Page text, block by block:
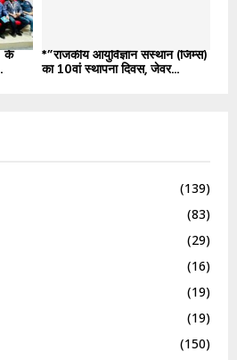
के
*”राजकीय आयुर्विज्ञान संस्थान (जिम्स)
का 10वां स्थापना दिवस, जेवर...
(139)
(83)
(29)
(16)
(19)
(19)
(150)